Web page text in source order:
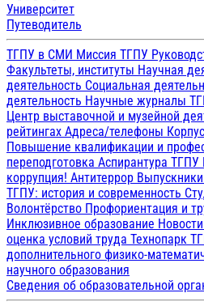
Университет
Путеводитель
ТГПУ в СМИ Миссия ТГПУ
Факультеты, институты Научная
деятельность Социальная
деятельность Научные журналы
Центр выставочной и музейной
рейтингах Адреса/телефоны
Повышение квалификации и
переподготовка Аспирантура ТГПУ
коррупция! Антитеррор
ТГПУ: история и современность
Волонтёрство Профориентация и
Инклюзивное образование
оценка условий труда Технопарк
дополнительного физико-
научного образования
Сведения об образовательной